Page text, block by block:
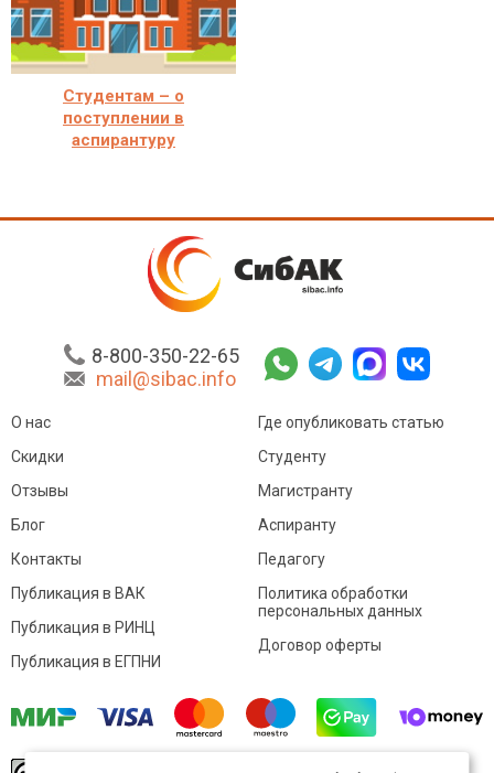
Студентам – о
поступлении в
аспирантуру
8-800-350-22-65
mail@sibac.info
О нас
Скидки
Отзывы
Блог
Контакты
Где опубликовать статью
Студенту
Магистранту
Аспиранту
Педагогу
Публикация в ВАК
Публикация в РИНЦ
Публикация в ЕГПНИ
Политика обработки
персональных данных
Договор оферты